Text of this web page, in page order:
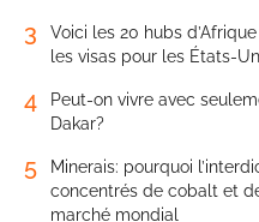
3
Voici les 20 hubs
les visas pour les États-
4
Peut-on vivre avec
Dakar?
5
Minerais: pourquoi
concentrés de cobalt et
marché mondial